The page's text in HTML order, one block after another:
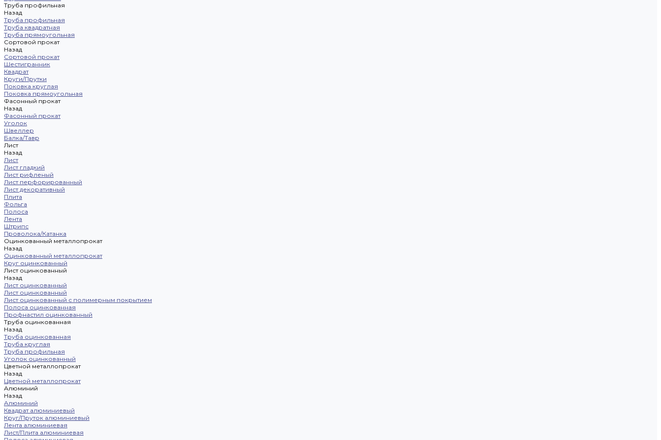
Труба профильная
Назад
Труба профильная
Труба квадратная
Труба прямоугольная
Сортовой прокат
Назад
Сортовой прокат
Шестигранник
Квадрат
Круги/Прутки
Поковка круглая
Поковка прямоугольная
Фасонный прокат
Назад
Фасонный прокат
Уголок
Швеллер
Балка/Тавр
Лист
Назад
Лист
Лист гладкий
Лист рифленый
Лист перфорированный
Лист декоративный
Плита
Фольга
Полоса
Лента
Штрипс
Проволока/Катанка
Оцинкованный металлопрокат
Назад
Оцинкованный металлопрокат
Круг оцинкованный
Лист оцинкованный
Назад
Лист оцинкованный
Лист оцинкованный
Лист оцинкованный с полимерным покрытием
Полоса оцинкованная
Профнастил оцинкованный
Труба оцинкованная
Назад
Труба оцинкованная
Труба круглая
Труба профильная
Уголок оцинкованный
Цветной металлопрокат
Назад
Цветной металлопрокат
Алюминий
Назад
Алюминий
Квадрат алюминиевый
Круг/Пруток алюминиевый
Лента алюминиевая
Лист/Плита алюминиевая